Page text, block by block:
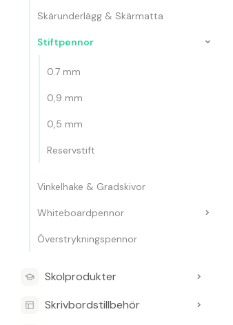
Skärunderlägg & Skärmatta
Stiftpennor
0.7 mm
0,9 mm
0,5 mm
Reservstift
Vinkelhake & Gradskivor
Whiteboardpennor
Överstrykningspennor
Skolprodukter
Skrivbordstillbehör